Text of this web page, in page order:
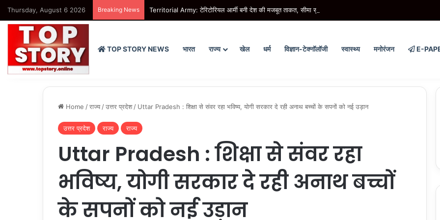
Thursday, August 6 2026 Breaking News Territorial Army: टेरिटोरियल आर्मी बनी देश की मजबूत ताकत, सीमा सुरक्षा से लेकर आपदा राहत तक निभा रही अहम जिम्मेदारी
TOP STORY NEWS भारत राज्य खेल धर्म विज्ञान-टेक्नॉलॉजी स्वास्थ्य मनोरंजन E-
Home /राज्य /उत्तर प्रदेश / Uttar Pradesh : शिक्षा से संवर रहा भविष्य, योगी सरकार दे रही अनाथ बच्चों के सपनों को नई उड़ान
उत्तर प्रदेश राज्य राज्य
Uttar Pradesh : शिक्षा से संवर रहा
भविष्य, योगी सरकार दे रही अनाथ बच्चों
के सपनों को नई उड़ान